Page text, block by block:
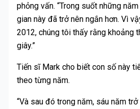
phỏng vấn. “Trong suốt những
gian này đã trở nên ngắn hơn. Vì
2012, chúng tôi thấy rằng khoảng
giây.”
Tiến sĩ Mark cho biết con số này
theo từng năm.
“Và sau đó trong năm, sáu năm